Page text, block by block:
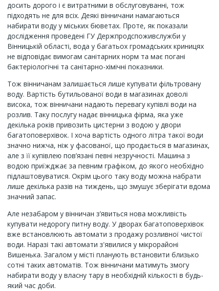
досить дорого і є витратними в обслуговуванні, тож
підходять не для всіх. Деякі вінничани намагаються
набирати воду у міських бюветах. Проте, як показали
дослідження проведені ГУ Держпродспоживслужби у
Вінницькій області, вода у багатьох громадських криницях
не відповідає вимогам санітарних норм та має погані
бактеріологічні та санітарно-хімічні показники.
Тож вінничанам залишається лише купувати фільтровану
воду. Вартість бутильованої води в магазинах доволі
висока, тож вінничани надають перевагу купівлі води на
розлив. Таку послугу надає вінницька фірма, яка уже
декілька років привозить цистерни з водою у двори
багатоповерхівок. І хоча вартість одного літра такої води
значно нижча, ніж у фасованої, що продається в магазинах,
але з її купівлею пов’язані певні незручності. Машина з
водою приїжджає за певним графіком, до якого необхідно
підлаштовуватися. Окрім цього таку воду можна набрати
лише декілька разів на тиждень, що змушує зберігати вдома
значний запас.
Але незабаром у вінничан з’явиться нова можливість
купувати недорогу питну воду. У дворах багатоповерхівок
вже встановлюють автомати з продажу розливної чистої
води. Наразі такі автомати з'явилися у мікрорайоні
Вишенька. Загалом у місті планують встановити близько
сотні таких автоматів. Тож вінничани матимуть змогу
набирати воду у власну тару в необхідній кількості в будь-
який час доби.